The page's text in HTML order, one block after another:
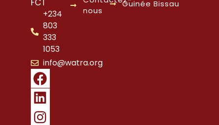
FCT
+234
803
333
1053
info@watra.org
nous
Guinée Bissau